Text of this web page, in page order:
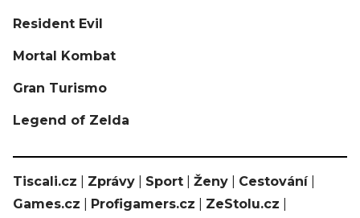
Resident Evil
Mortal Kombat
Gran Turismo
Legend of Zelda
Tiscali.cz Zprávy Sport Ženy Cestování|
Games.cz
Profigamers.cz ZeStolu.cz